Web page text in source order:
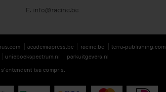
E. info@racine.be
academiapress.be racine.be
terra-publishing.com
unieboekspectrum.nl
parkuitgevers.nl
tva compris.